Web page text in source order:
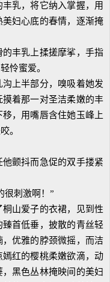
乳，将它纳入掌握，用
妇心底的春情，逐渐掩
丰乳上揉搓摩挲，手指
怜蜜爱。
上半部分，嗅吸着她发
着那一对圣洁柔嫩的丰
，用嘴唇含住她玉峰上
。
颤抖而急促的双手搂紧
刺激啊！”
山爱子的衣裙，见到性
首低垂，披散的青丝轻
优雅的脖颈微摇，而洁
红的樱桃柔嫩欲滴，动
黑色丛林掩映间的美妇